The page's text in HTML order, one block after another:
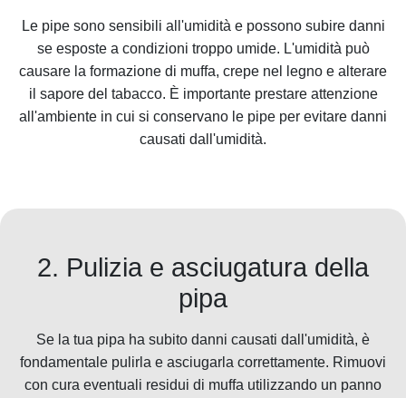
Le pipe sono sensibili all'umidità e possono subire danni
se esposte a condizioni troppo umide. L'umidità può
causare la formazione di muffa, crepe nel legno e alterare
il sapore del tabacco. È importante prestare attenzione
all'ambiente in cui si conservano le pipe per evitare danni
causati dall'umidità.
2. Pulizia e asciugatura della
pipa
Se la tua pipa ha subito danni causati dall'umidità, è
fondamentale pulirla e asciugarla correttamente. Rimuovi
con cura eventuali residui di muffa utilizzando un panno